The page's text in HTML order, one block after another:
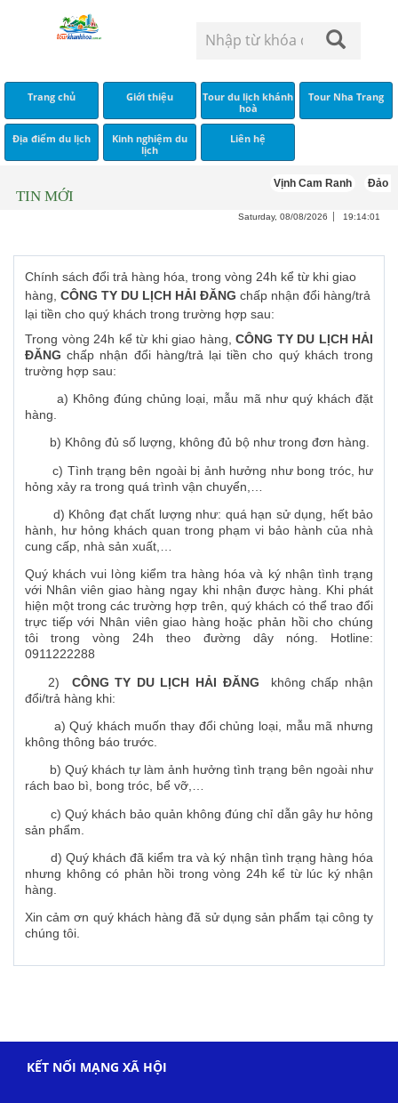
Trang chủ Giới thiệu
Tour du lịch khánh
hoà
Tour Nha Trang
Địa điểm du lịch
Kinh nghiệm du
lịch
Liên hệ
TIN MỚI
Vịnh Cam Ranh Đảo
Saturday, 08/08/2026 19:14:02
Chính sách đổi trả hàng hóa, trong vòng 24h kể từ khi giao
hàng, CÔNG TY DU LỊCH HẢI ĐĂNG chấp nhận đổi hàng/trả
lại tiền cho quý khách trong trường hợp sau:
Trong vòng 24h kể từ khi giao hàng, CÔNG TY DU LỊCH HẢI
ĐĂNG chấp nhận đổi hàng/trả lại tiền cho quý khách trong
trường hợp sau:
a) Không đúng chủng loại, mẫu mã như quý khách đặt
hàng.
b) Không đủ số lượng, không đủ bộ như trong đơn hàng.
c) Tình trạng bên ngoài bị ảnh hưởng như bong tróc, hư
hỏng xảy ra trong quá trình vận chuyển,…
d) Không đạt chất lượng như: quá hạn sử dụng, hết bảo
hành, hư hỏng khách quan trong phạm vi bảo hành của nhà
cung cấp, nhà sản xuất,…
Quý khách vui lòng kiểm tra hàng hóa và ký nhận tình trạng
với Nhân viên giao hàng ngay khi nhận được hàng. Khi phát
hiện một trong các trường hợp trên, quý khách có thể trao đổi
trực tiếp với Nhân viên giao hàng hoặc phản hồi cho chúng
tôi trong vòng 24h theo đường dây nóng. Hotline:
0911222288
2)
CÔNG TY DU LỊCH HẢI ĐĂNG không chấp nhận
đổi/trả hàng khi:
a) Quý khách muốn thay đổi chủng loại, mẫu mã nhưng
không thông báo trước.
b) Quý khách tự làm ảnh hưởng tình trạng bên ngoài như
rách bao bì, bong tróc, bể vỡ,…
c) Quý khách bảo quản không đúng chỉ dẫn gây hư hỏng
sản phẩm.
d) Quý khách đã kiểm tra và ký nhận tình trạng hàng hóa
nhưng không có phản hồi trong vòng 24h kể từ lúc ký nhận
hàng.
Xin cảm ơn quý khách hàng đã sử dụng sản phẩm tại công ty
chúng tôi.
KẾT NỐI MẠNG XÃ HỘI